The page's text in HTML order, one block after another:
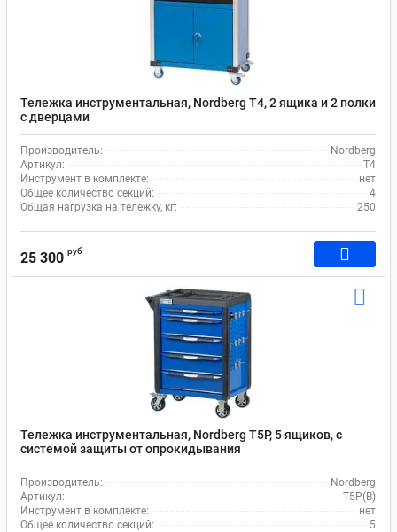
Тележка инструментальная, Nordberg T4, 2 ящика и 2 полки
с дверцами
Производитель:
Nordberg
Артикул:
T4
Инструмент в комплекте:
нет
Общее количество секций:
4
Общая нагрузка на тележку, кг:
250
25 300 руб
Тележка инструментальная, Nordberg T5P, 5 ящиков, с
системой защиты от опрокидывания
Производитель:
Nordberg
Артикул:
T5P(B)
Инструмент в комплекте:
нет
Общее количество секций:
5